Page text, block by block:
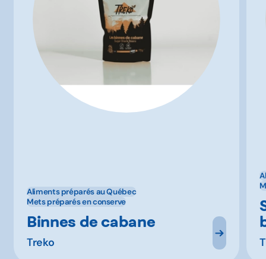
Aliments préparés au Québec
Mets préparés en conserve
Binnes de cabane
Treko